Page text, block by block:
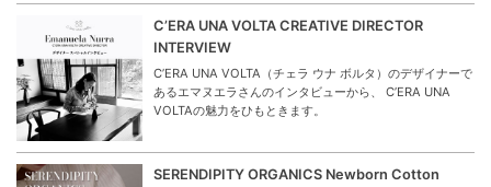
C’ERA UNA VOLTA CREATIVE DIRECTOR
INTERVIEW
C’ERA UNA VOLTA（チェラ ウナ ボルタ）のデザイナーで
あるエマヌエラさんのインタビューから、 C’ERA UNA
VOLTAの魅力をひもときます。
SERENDIPITY ORGANICS Newborn Cotton